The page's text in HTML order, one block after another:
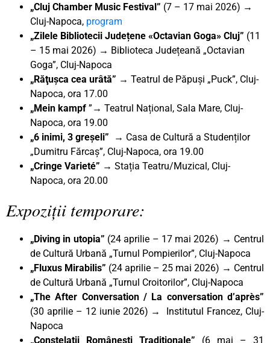
„Cluj Chamber Music Festival” (7 – 17 mai 2026) →
Cluj-Napoca, program
„Zilele Bibliotecii Județene «Octavian Goga» Cluj” (11
– 15 mai 2026) → Biblioteca Județeană „Octavian
Goga”, Cluj-Napoca
„Răţuşca cea urâtă” → Teatrul de Păpuși „Puck”, Cluj-
Napoca, ora 17.00
„Mein kampf ”→ Teatrul Național, Sala Mare, Cluj-
Napoca, ora 19.00
„6 inimi, 3 greșeli”
→ Casa de Cultură a Studenților
„Dumitru Fărcaș”, Cluj-Napoca, ora 19.00
„Cringe Varieté” → Stația Teatru/Muzical, Cluj-
Napoca, ora 20.00
Expoziții temporare:
„Diving in utopia” (24 aprilie – 17 mai 2026) → Centrul
de Cultură Urbană „Turnul Pompierilor”, Cluj-Napoca
„Fluxus Mirabilis” (24 aprilie – 25 mai 2026) → Centrul
de Cultură Urbană „Turnul Croitorilor”, Cluj-Napoca
„The After Conversation / La conversation d’après”
(30 aprilie – 12 iunie 2026) → Institutul Francez, Cluj-
Napoca
„Constelații Românești Tradiționale” (6 mai – 31